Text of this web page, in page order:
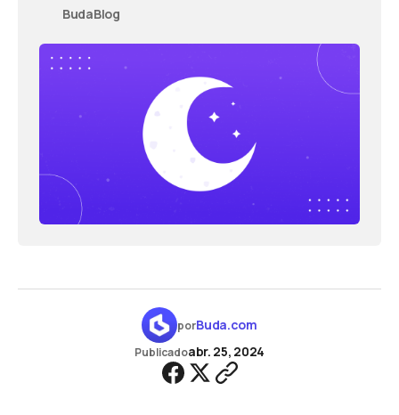
BudaBlog
porBuda.com
Publicadoabr. 25, 2024